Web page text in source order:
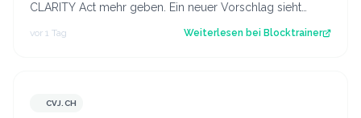
CLARITY Act mehr geben. Ein neuer Vorschlag sieht
derweil vor, dass Trump bestimmte Kry…
vor 1 Tag Weiterlesen bei Blocktrainer
CVJ.CHCVJ.CH